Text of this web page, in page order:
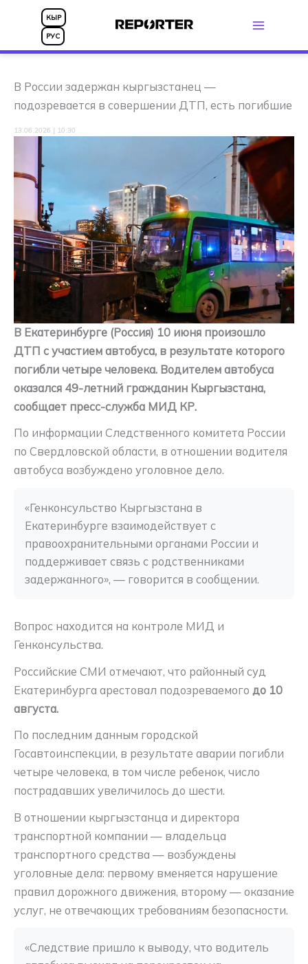
Перейти
содержимому
КЫР
РУС
В России задержан кыргызстанец —
подозревается в совершении ДТП, есть погибшие
13.06.2026 | 10:30
В Екатеринбурге (Россия) 10 июня произошло
ДТП с участием автобуса, в результате которого
погибли четыре человека. Водителем автобуса
оказался 49-летний гражданин Кыргызстана,
сообщает пресс-служба МИД КР.
По информации Следственного комитета России
по Свердловской области, в отношении водителя
автобуса возбуждено уголовное дело.
«Генконсульство Кыргызстана в
Екатеринбурге взаимодействует с
правоохранительными органами России и
поддерживает связь с родственниками
задержанного», — говорится в сообщении.
Вопрос находится на контроле МИД и
Генконсульства.
Российские СМИ отмечают, что районный суд
Екатеринбурга арестовал подозреваемого до 10
августа.
По последним данным городской
Госавтоинспекции, в результате аварии погибли
четыре человека, в том числе ребенок, число
пострадавших увеличилось до шести.
В отношении кыргызстанца и директора
транспортной компании — владельца
транспортного средства — возбуждены
уголовные дела: первому вменяется нарушение
правил дорожного движения, второму — оказание
услуг, не отвечающих требованиям безопасности.
«Следствие пришло к выводу, что водитель